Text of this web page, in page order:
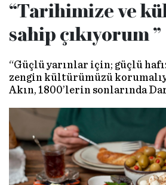
“Tarihimize ve
sahip çıkıyorum ”
“Güçlü yarınlar için; güçlü
zengin kültürümüzü
Akın, 1800’lerin sonlarında
yıl YouTube kanalına taşıdı.